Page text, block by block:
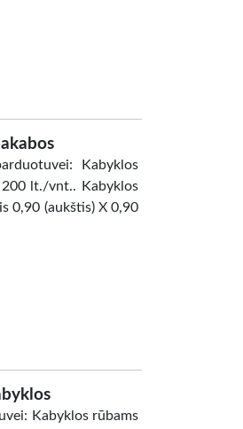
Kabyklos
200 lt./vnt.. Kabyklos
0,90 (aukštis) X 0,90
Kabyklos rūbams